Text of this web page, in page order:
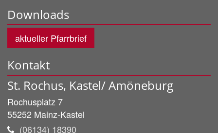
Downloads
aktueller Pfarrbrief
Kontakt
St. Rochus, Kastel/ Amöneburg
Rochusplatz 7
55252 Mainz-Kastel
(06134) 18390